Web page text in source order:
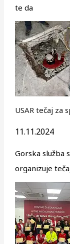
te da
USAR tečaj za
11.11.2024
Gorska služba
organizuje